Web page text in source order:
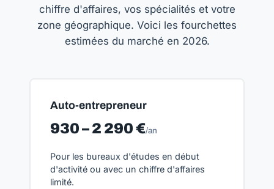
chiffre d'affaires, vos spécialités et votre
zone géographique. Voici les fourchettes
estimées du marché en 2026.
Auto-entrepreneur
930 – 2 290 €/an
Pour les bureaux d'études en début
d'activité ou avec un chiffre d'affaires
limité.